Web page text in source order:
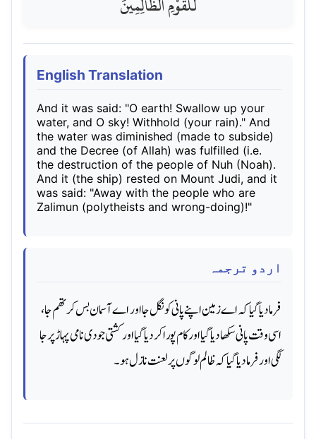
لِّلْقَوْمِ الظَّالِمِينَ
English Translation
And it was said: "O earth! Swallow up your
water, and O sky! Withhold (your rain)." And
the water was diminished (made to subside)
and the Decree (of Allah) was fulfilled (i.e.
the destruction of the people of Nuh (Noah).
And it (the ship) rested on Mount Judi, and it
was said: "Away with the people who are
Zalimun (polytheists and wrong-doing)!"
اردو ترجمہ
فرما دیا گیا کہ اے زمین اپنے پانی کو نگل جا اور اے آسمان بس کر تھم جا،
اسی وقت پانی سکھا دیا گیا اور کام پورا کر دیا گیا اور کشتی جودی نامی پہاڑ پر جا
لگی اور فرما دیا گیا کہ ظالم لوگوں پر لعنت نازل ہو۔